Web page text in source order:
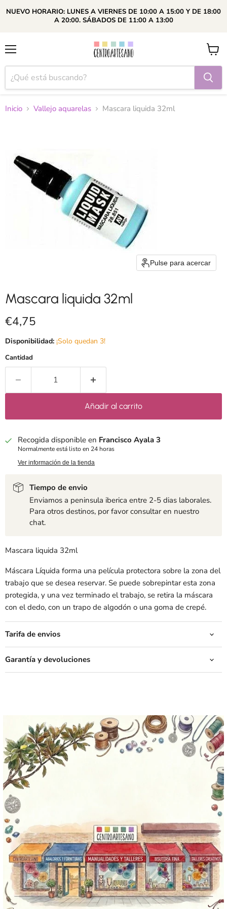
NUEVO HORARIO: LUNES A VIERNES DE 10:00 A 15:00 Y DE 18:00
A 20:00. SÁBADOS DE 11:00 A 13:00
Ver
carrito
Inicio Vallejo aquarelas Mascara liquida 32ml
Pulse para acercar
Mascara liquida 32ml
Precio actual
€4,75
Disponibilidad: ¡Solo quedan 3!
Cantidad
Añadir al carrito
Recogida disponible en Francisco Ayala 3
Normalmente está listo en 24 horas
Ver información de la tienda
Tiempo de envio
Enviamos a peninsula iberica entre 2-5 dias laborales.
Para otros destinos, por favor consultar en nuestro
chat.
Mascara liquida 32ml
Máscara Líquida forma una película protectora sobre la zona del
trabajo que se desea reservar. Se puede sobrepintar esta zona
protegida, y una vez terminado el trabajo, se retira la máscara
con el dedo, con un trapo de algodón o una goma de crepé.
Tarifa de envios
Garantía y devoluciones